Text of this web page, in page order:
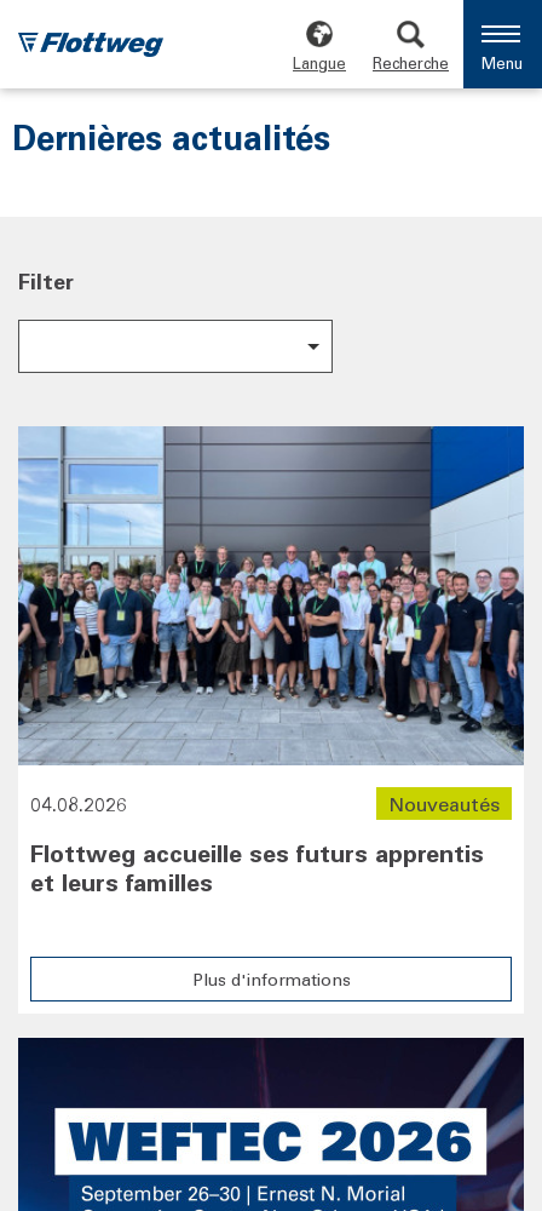
Langue Recherche Menu
Dernières actualités
Filter
Nouveautés
04.08.2026
Flottweg accueille ses futurs apprentis
et leurs familles
Plus d'informations